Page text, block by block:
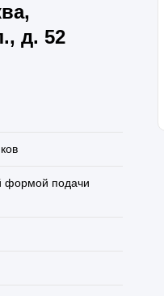
д. 52
формой подачи